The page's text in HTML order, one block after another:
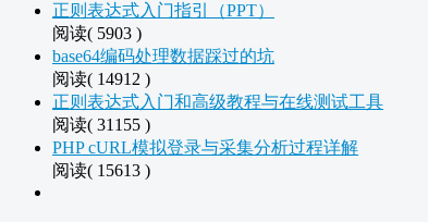
正则表达式入门指引（PPT）
阅读( 5903 )
base64编码处理数据踩过的坑
阅读( 14912 )
正则表达式入门和高级教程与在线测试工具
阅读( 31155 )
PHP cURL模拟登录与采集分析过程详解
阅读( 15613 )